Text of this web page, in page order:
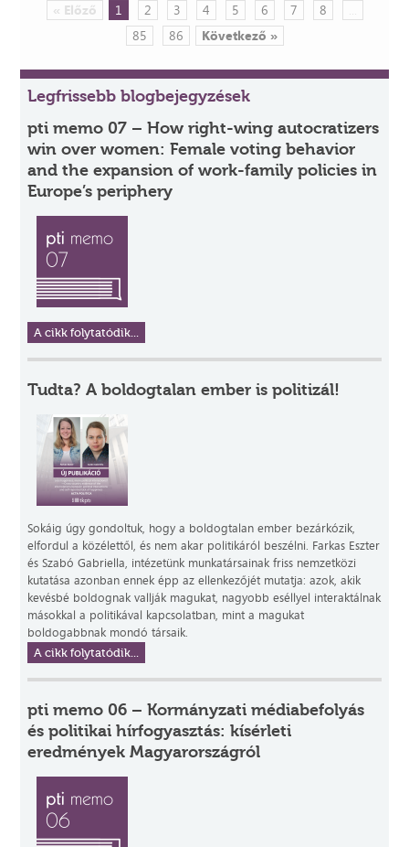
« Előző 1 2 3 4 5 6 7 8
...
85
86 Következő »
Legfrissebb blogbejegyzések
pti memo 07 – How right-wing autocratizers
win over women: Female voting behavior
and the expansion of work-family policies in
Europe’s periphery
A cikk folytatódik...
Tudta? A boldogtalan ember is politizál!
Sokáig úgy gondoltuk, hogy a boldogtalan ember bezárkózik,
elfordul a közélettől, és nem akar politikáról beszélni. Farkas Eszter
és Szabó Gabriella, intézetünk munkatársainak friss nemzetközi
kutatása azonban ennek épp az ellenkezőjét mutatja: azok, akik
kevésbé boldognak vallják magukat, nagyobb eséllyel interaktálnak
másokkal a politikával kapcsolatban, mint a magukat
boldogabbnak mondó társaik.
A cikk folytatódik...
pti memo 06 – Kormányzati médiabefolyás
és politikai hírfogyasztás: kísérleti
eredmények Magyarországról